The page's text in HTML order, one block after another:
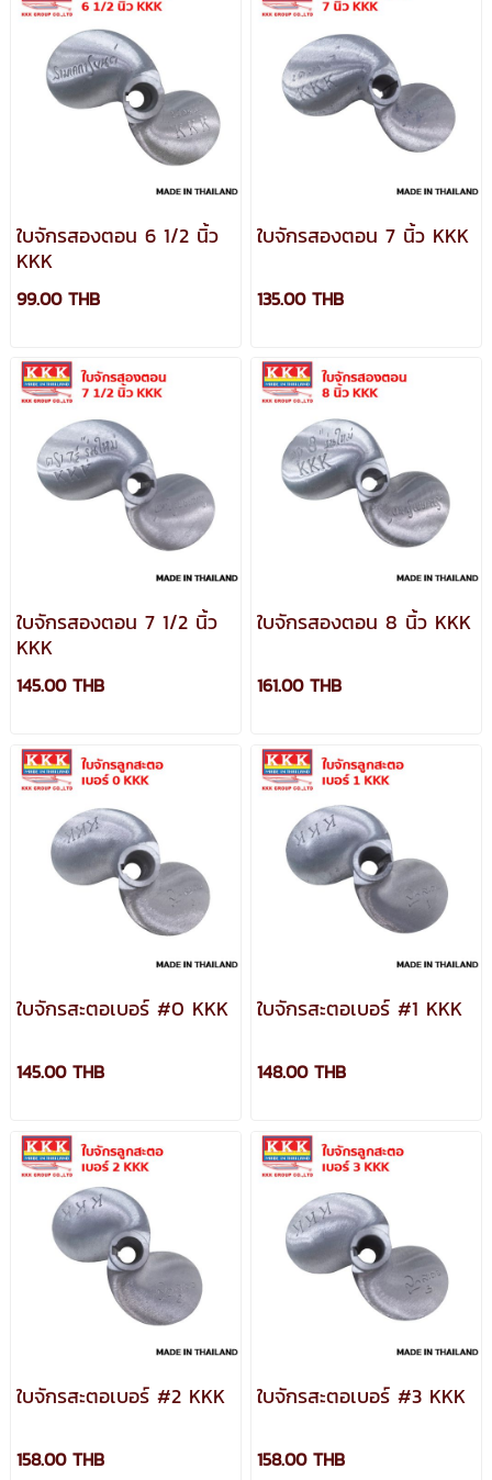
ใบจักรสองตอน 6 1/2 นิ้ว
KKK
99.00 THB
ใบจักรสองตอน 7 นิ้ว KKK
135.00 THB
ใบจักรสองตอน 7 1/2 นิ้ว
KKK
145.00 THB
ใบจักรสองตอน 8 นิ้ว KKK
161.00 THB
ใบจักรสะตอเบอร์ #0 KKK
145.00 THB
ใบจักรสะตอเบอร์ #1 KKK
148.00 THB
ใบจักรสะตอเบอร์ #2 KKK
158.00 THB
ใบจักรสะตอเบอร์ #3 KKK
158.00 THB